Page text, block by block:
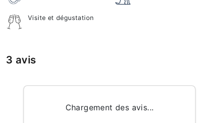
Visite et dégustation
3 avis
Chargement des avis...